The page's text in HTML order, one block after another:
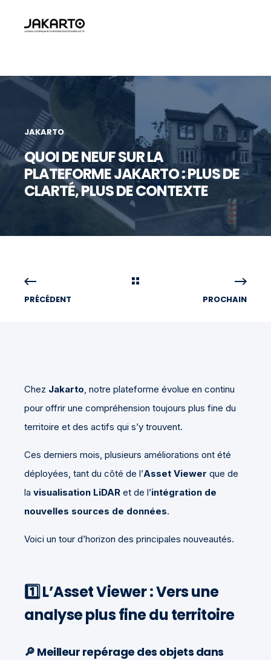
JAKARTO
QUOI DE NEUF SUR LA
PLATEFORME JAKARTO : PLUS DE
CLARTÉ, PLUS DE CONTEXTE
PRÉCÉDENT PROCHAIN
Chez Jakarto , notre plateforme évolue en continu
pour offrir une compréhension toujours plus fine du
territoire et des actifs qui s’y trouvent.
Ces derniers mois, plusieurs améliorations ont été
déployées, tant du côté de l’Asset Viewer que de
la visualisation LiDAR et de l’intégration de
nouvelles sources de données.
Voici un tour d’horizon des principales nouveautés.
1️⃣ L’Asset Viewer : Vers une
analyse plus fine du territoire
🔎 Meilleur repérage des objets dans